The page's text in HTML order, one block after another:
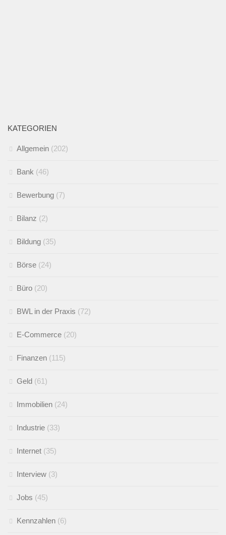
KATEGORIEN
Allgemein (202)
Bank (46)
Bewerbung (7)
Bilanz (2)
Bildung (35)
Börse (24)
Büro (20)
BWL in der Praxis (72)
E-Commerce (20)
Finanzen (115)
Geld (61)
Immobilien (24)
Industrie (33)
Internet (35)
Interview (3)
Jobs (45)
Kennzahlen (6)